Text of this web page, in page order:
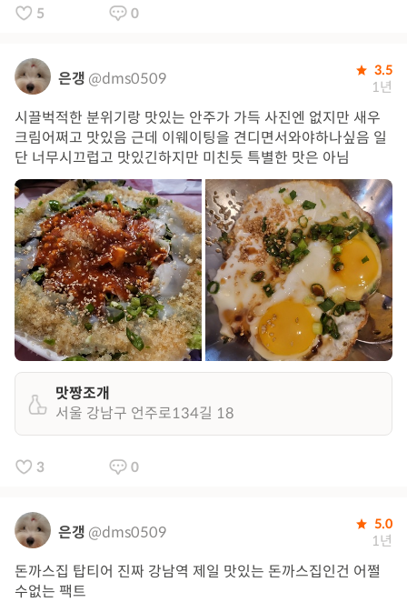
5 0
은갱 @dms0509 3.5
1년
시끌벅적한 분위기랑 맛있는 안주가 가득 사진엔 없지만 새우
크림어쩌고 맛있음 근데 이웨이팅을 견디면서와야하나싶음 일
단 너무시끄럽고 맛있긴하지만 미친듯 특별한 맛은 아님
맛짱조개
서울 강남구 언주로134길 18
3 0
은갱 @dms0509 5.0
1년
돈까스집 탑티어 진짜 강남역 제일 맛있는 돈까스집인건 어쩔
수없는 팩트